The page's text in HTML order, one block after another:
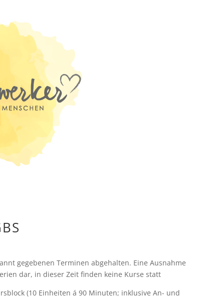
gegebenen Terminen abgehalten. Eine Ausnahme
dar, in dieser Zeit finden keine Kurse statt
(10 Einheiten á 90 Minuten; inklusive An- und